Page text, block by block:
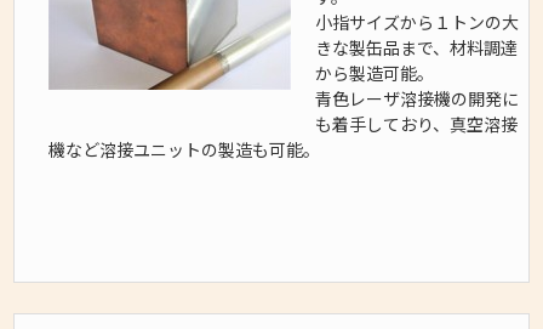
小指サイズから１トンの大
きな製缶品まで、材料調達
から製造可能。
青色レーザ溶接機の開発に
も着手しており、真空溶接
機など溶接ユニットの製造も可能。